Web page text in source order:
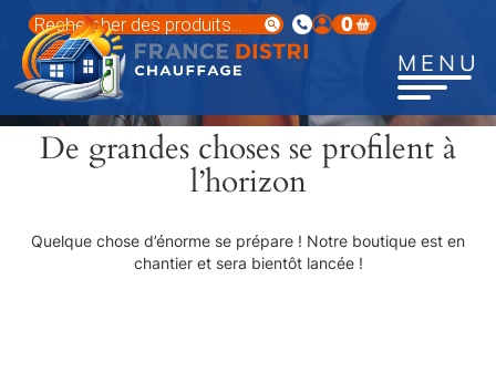
contenu
principal
Recherche
de
produits
0
MENU
De grandes choses se profilent à
l’horizon
Quelque chose d’énorme se prépare ! Notre boutique est en
chantier et sera bientôt lancée !